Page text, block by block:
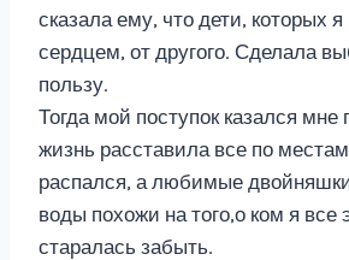
сказала ему, что дети, которых
сердцем, от другого. Сделала
пользу.
Тогда мой поступок казался
жизнь расставила все по
распался, а любимые двойняшки
воды похожи на того,о ком я все
старалась забыть.